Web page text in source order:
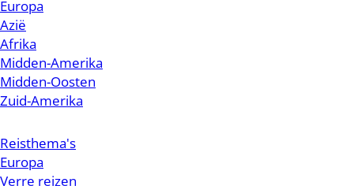
Europa
Azië
Afrika
Midden-Amerika
Midden-Oosten
Zuid-Amerika
Reisthema's
Europa
Verre reizen